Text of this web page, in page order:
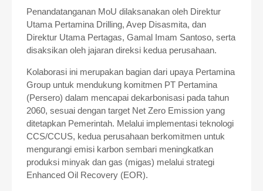
Penandatanganan MoU dilaksanakan oleh Direktur
Utama Pertamina Drilling, Avep Disasmita, dan
Direktur Utama Pertagas, Gamal Imam Santoso, serta
disaksikan oleh jajaran direksi kedua perusahaan.
Kolaborasi ini merupakan bagian dari upaya Pertamina
Group untuk mendukung komitmen PT Pertamina
(Persero) dalam mencapai dekarbonisasi pada tahun
2060, sesuai dengan target Net Zero Emission yang
ditetapkan Pemerintah. Melalui implementasi teknologi
CCS/CCUS, kedua perusahaan berkomitmen untuk
mengurangi emisi karbon sembari meningkatkan
produksi minyak dan gas (migas) melalui strategi
Enhanced Oil Recovery (EOR).